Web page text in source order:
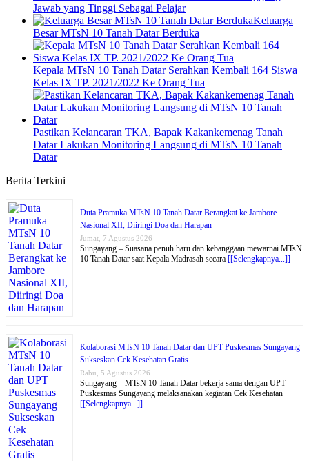
Jawab yang Tinggi Sebagai Pelajar
Keluarga
Besar MTsN 10 Tanah Datar Berduka
Kepala MTsN 10 Tanah Datar Serahkan Kembali 164 Siswa
Kelas IX TP. 2021/2022 Ke Orang Tua
Pastikan Kelancaran TKA, Bapak Kakankemenag Tanah
Datar Lakukan Monitoring Langsung di MTsN 10 Tanah
Datar
Berita Terkini
Duta Pramuka MTsN 10 Tanah Datar Berangkat ke Jambore
Nasional XII, Diiringi Doa dan Harapan
Jumat, 7 Agustus 2026
Sungayang – Suasana penuh haru dan kebanggaan mewarnai MTsN
10 Tanah Datar saat Kepala Madrasah secara [[Selengkapnya...]]
Kolaborasi MTsN 10 Tanah Datar dan UPT Puskesmas Sungayang
Sukseskan Cek Kesehatan Gratis
Rabu, 5 Agustus 2026
Sungayang – MTsN 10 Tanah Datar bekerja sama dengan UPT
Puskesmas Sungayang melaksanakan kegiatan Cek Kesehatan
[[Selengkapnya...]]